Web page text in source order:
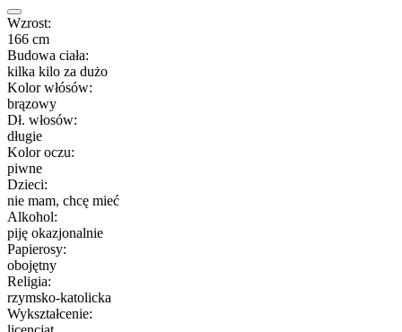
Wzrost:
166 cm
Budowa ciała:
kilka kilo za dużo
Kolor włósów:
brązowy
Dł. włosów:
długie
Kolor oczu:
piwne
Dzieci:
nie mam, chcę mieć
Alkohol:
piję okazjonalnie
Papierosy:
obojętny
Religia:
rzymsko-katolicka
Wykształcenie: